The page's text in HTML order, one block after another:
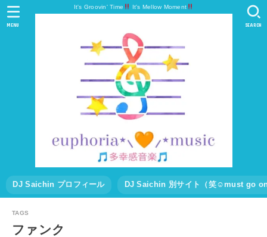
It's Groovin' Time It's Mellow Moment
DJ Saichin プロフィール DJ Saichin 別サイト（笑☺must go
SEARCH
MENU
ファンク